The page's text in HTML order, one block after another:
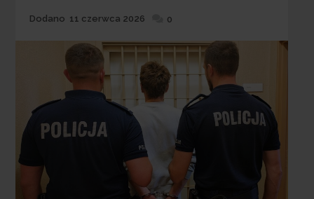
Dodane
Dodano 11 czerwca 2026 0